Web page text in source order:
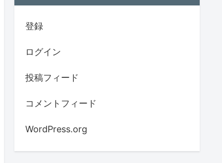
登録
ログイン
投稿フィード
コメントフィード
WordPress.org